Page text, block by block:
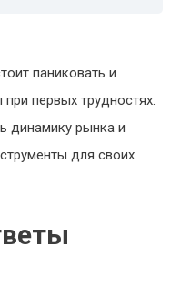
паниковать и
первых трудностях.
динамику рынка и
для своих